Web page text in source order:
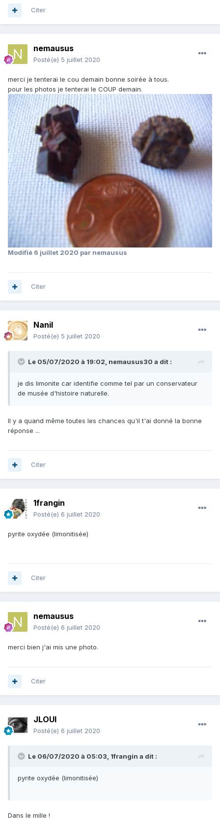
Citer
nemausus
Posté(e) 5 juillet 2020
merci je tenterai le cou demain bonne soirée à tous.
pour les photos je tenterai le COUP demain.
Modifié 6 juillet 2020 par nemausus
Citer
Nanil
Posté(e) 5 juillet 2020
Le 05/07/2020 à 19:02, nemausus30 a dit :
je dis limonite car identifie comme tel par un conservateur
de musée d'histoire naturelle.
Il y a quand même toutes les chances qu'il t'ai donné la bonne
réponse ...
Citer
1frangin
Posté(e) 6 juillet 2020
pyrite oxydée (limonitisée)
Citer
nemausus
Posté(e) 6 juillet 2020
merci bien j'ai mis une photo.
Citer
JLOUI
Posté(e) 6 juillet 2020
Le 06/07/2020 à 05:03, 1frangin a dit :
pyrite oxydée (limonitisée)
Dans le mille !